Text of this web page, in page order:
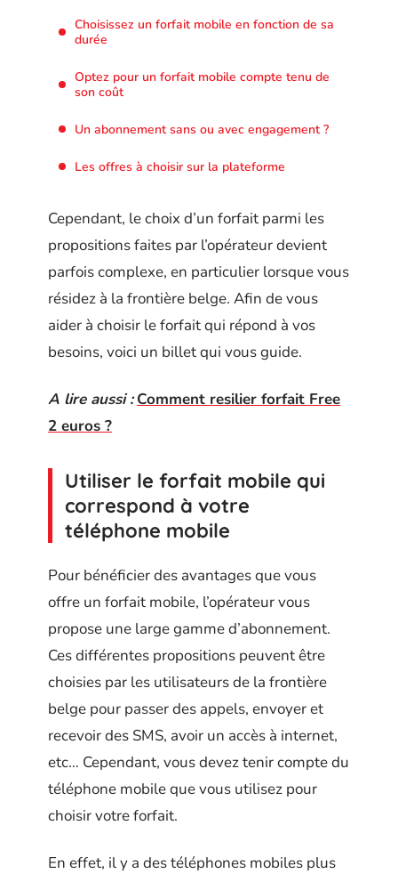
Choisissez un forfait mobile en fonction de sa
durée
Optez pour un forfait mobile compte tenu de
son coût
Un abonnement sans ou avec engagement ?
Les offres à choisir sur la plateforme
Cependant, le choix d’un forfait parmi les
propositions faites par l’opérateur devient
parfois complexe, en particulier lorsque vous
résidez à la frontière belge. Afin de vous
aider à choisir le forfait qui répond à vos
besoins, voici un billet qui vous guide.
A lire aussi : Comment resilier forfait Free
2 euros ?
Utiliser le forfait mobile qui
correspond à votre
téléphone mobile
Pour bénéficier des avantages que vous
offre un forfait mobile, l’opérateur vous
propose une large gamme d’abonnement.
Ces différentes propositions peuvent être
choisies par les utilisateurs de la frontière
belge pour passer des appels, envoyer et
recevoir des SMS, avoir un accès à internet,
etc… Cependant, vous devez tenir compte du
téléphone mobile que vous utilisez pour
choisir votre forfait.
En effet, il y a des téléphones mobiles plus